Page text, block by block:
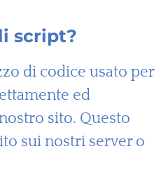
script?
di codice usato per
ed
sito. Questo
sui nostri server o